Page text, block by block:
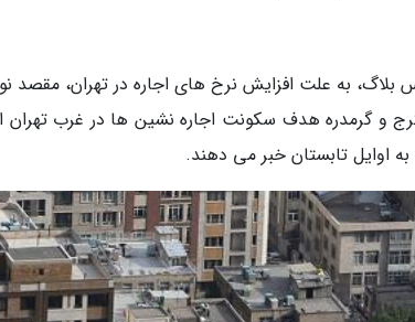
به علت افزایش نرخ های اجاره در تهران،
و گرمدره هدف سکونت اجاره نشین ها در غرب
به اوایل تابستان خبر می دهند.